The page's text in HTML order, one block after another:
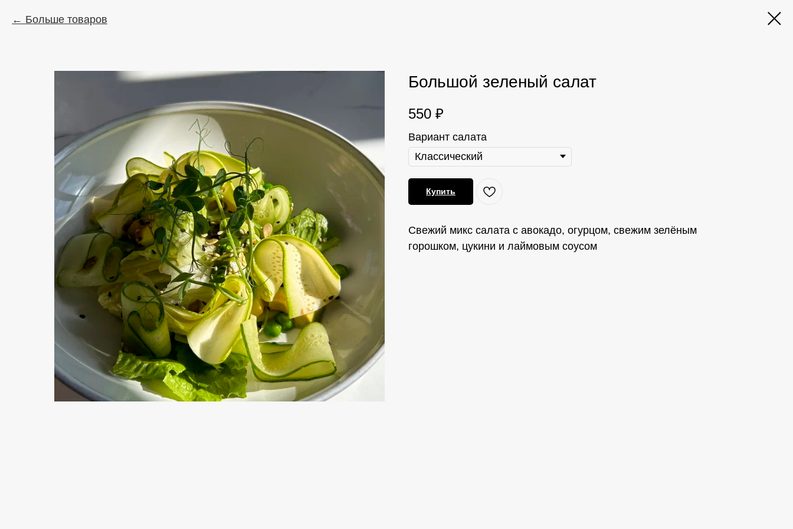
Больше товаров
Большой зеленый салат
550 ₽
Вариант салата
Купить
Свежий микс салата с авокадо, огурцом, свежим зелёным
горошком, цукини и лаймовым соусом